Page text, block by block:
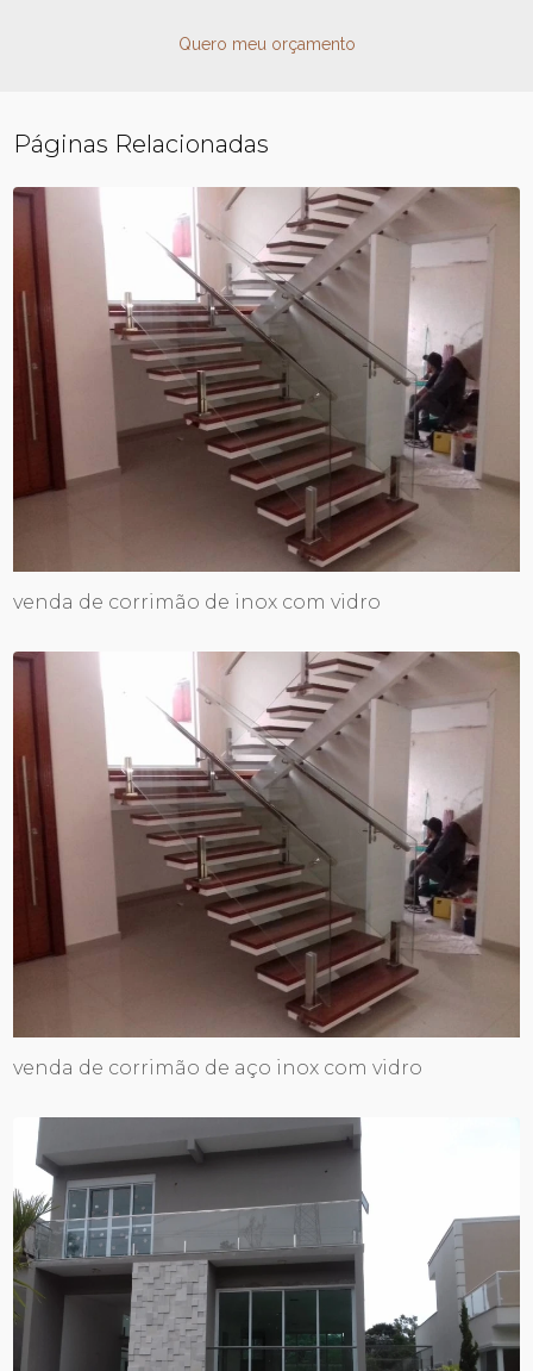
Quero meu orçamento
Páginas Relacionadas
venda de corrimão de inox com vidro
venda de corrimão de aço inox com vidro